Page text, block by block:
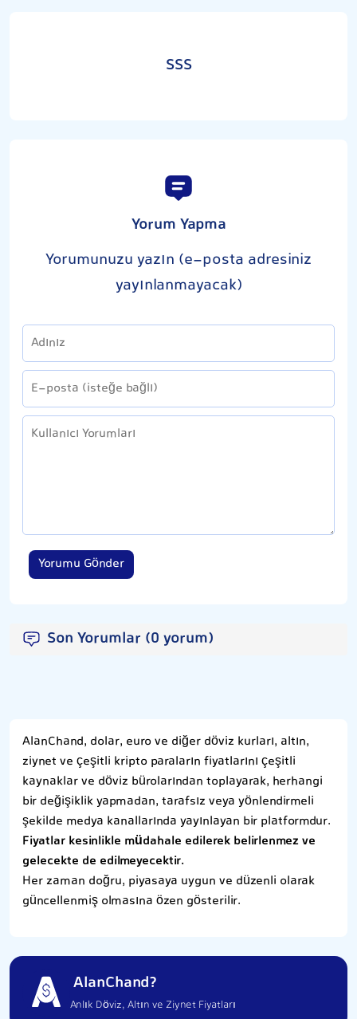
SSS
Yorum Yapma
Yorumunuzu yazın (e-posta adresiniz
yayınlanmayacak)
Yorumu Gönder
Son Yorumlar (0 yorum)
AlanChand, dolar, euro ve diğer döviz kurları, altın,
ziynet ve çeşitli kripto paraların fiyatlarını çeşitli
kaynaklar ve döviz bürolarından toplayarak, herhangi
bir değişiklik yapmadan, tarafsız veya yönlendirmeli
şekilde medya kanallarında yayınlayan bir platformdur.
Fiyatlar kesinlikle müdahale edilerek belirlenmez ve
gelecekte de edilmeyecektir.
Her zaman doğru, piyasaya uygun ve düzenli olarak
güncellenmiş olmasına özen gösterilir.
AlanChand?
Anlık Döviz, Altın ve Ziynet Fiyatları